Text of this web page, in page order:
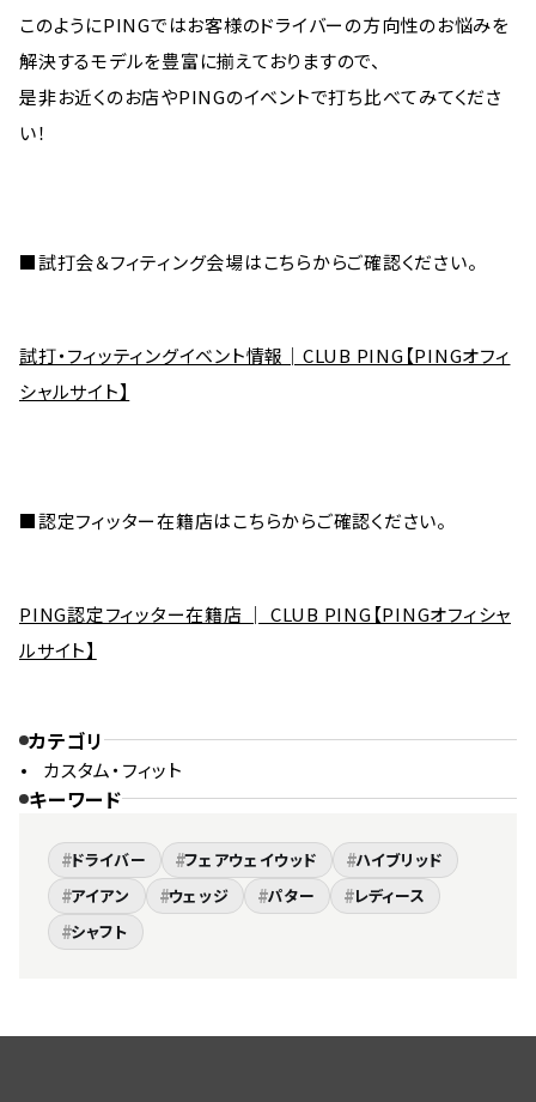
このようにPINGではお客様のドライバーの方向性のお悩みを
解決するモデルを豊富に揃えておりますので、
是非お近くのお店やPINGのイベントで打ち比べてみてくださ
い！
■試打会＆フィティング会場はこちらからご確認ください。
試打・フィッティングイベント情報│CLUB PING【PINGオフィ
シャルサイト】
■認定フィッター在籍店はこちらからご確認ください。
PING認定フィッター在籍店 │ CLUB PING【PINGオフィシャ
ルサイト】
カテゴリ
カスタム・フィット
キーワード
#ドライバー #フェアウェイウッド #ハイブリッド
#アイアン #ウェッジ #パター #レディース
#シャフト